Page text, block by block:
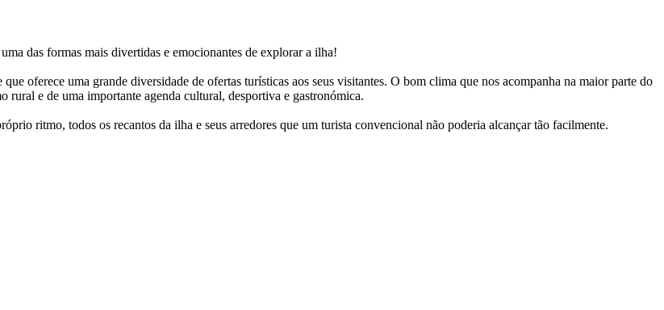
das formas mais divertidas e emocionantes de explorar a ilha!
oferece uma grande diversidade de ofertas turísticas aos seus visitantes. O bom clima que nos acompanha na maior parte do
rural e de uma importante agenda cultural, desportiva e gastronómica.
ritmo, todos os recantos da ilha e seus arredores que um turista convencional não poderia alcançar tão facilmente.